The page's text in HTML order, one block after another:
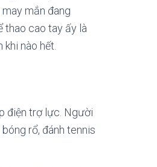
mắn đang
thao cao tay ấy là
nào hết.
điện trợ lực. Người
rổ, đánh tennis